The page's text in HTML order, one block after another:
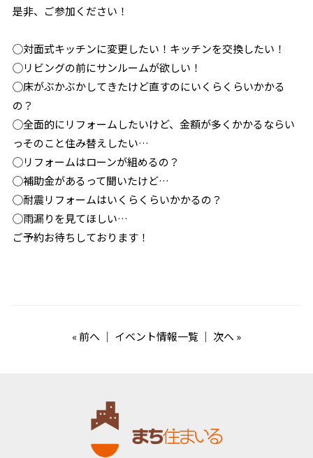
是非、ご参加ください！
◯対面式キッチンに変更したい！キッチンを交換したい！
◯リビングの前にサンルームが欲しい！
◯床がぶかぶかしてきたけど直すのにいくらくらいかかる
の？
◯全面的にリフォームしたいけど、金額が多くかかるならい
っそのこと住み替えしたい…
◯リフォームはローンが組めるの？
◯補助金があるって聞いたけど…
◯耐震リフォームはいくらくらいかかるの？
◯雨漏りを見てほしい…
ご予約お待ちしております！
«前へ ｜ イベント情報一覧 ｜ 次へ »